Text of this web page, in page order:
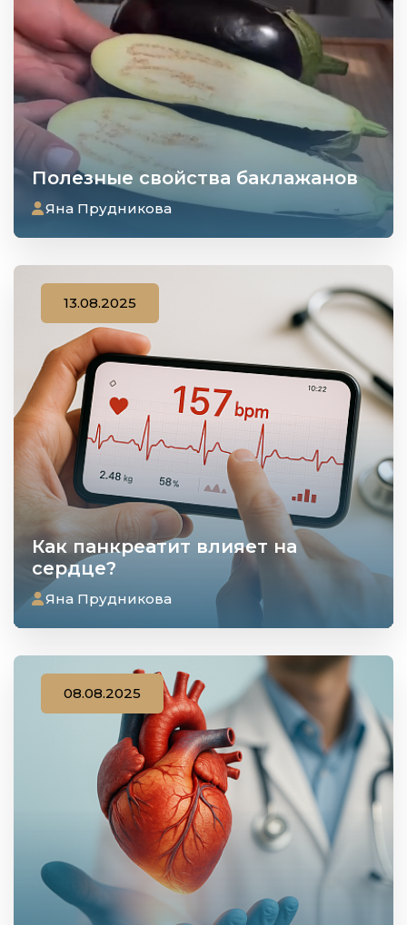
Полезные свойства баклажанов
Яна Прудникова
Как панкреатит влияет на
сердце?
13.08.2025
Яна Прудникова
08.08.2025